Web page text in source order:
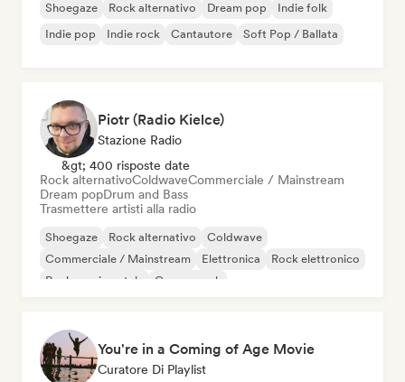
Shoegaze Rock alternativo Dream pop
Indie folk
Indie pop
Indie rock Cantautore Soft Pop / Ballata
Piotr (Radio Kielce)
Stazione Radio
&gt; 400 risposte date
Rock alternativoColdwaveCommerciale / Mainstream
Dream popDrum and Bass
Trasmettere artisti alla radio
Shoegaze Rock alternativo
Coldwave
Commerciale / Mainstream
Elettronica
Rock elettronico
Rock sperimentale
Garage rock
You're in a Coming of Age Movie
Curatore Di Playlist